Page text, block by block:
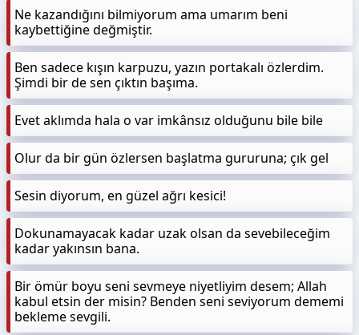
Ne kazandığını bilmiyorum ama umarım beni
kaybettiğine değmiştir.
Ben sadece kışın karpuzu, yazın portakalı özlerdim.
Şimdi bir de sen çıktın başıma.
Evet aklımda hala o var imkânsız olduğunu bile bile
Olur da bir gün özlersen başlatma gururuna; çık gel
Sesin diyorum, en güzel ağrı kesici!
Dokunamayacak kadar uzak olsan da sevebileceğim
kadar yakınsın bana.
Bir ömür boyu seni sevmeye niyetliyim desem; Allah
kabul etsin der misin? Benden seni seviyorum dememi
bekleme sevgili.